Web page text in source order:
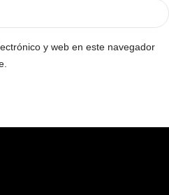
y web en este navegador